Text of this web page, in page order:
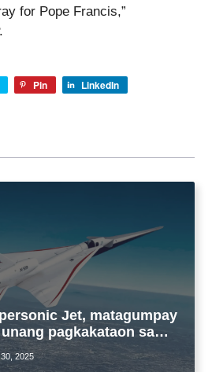
for Pope Francis,”
Pin LinkedIn
Jet, matagumpay
pagkakataon sa
2025